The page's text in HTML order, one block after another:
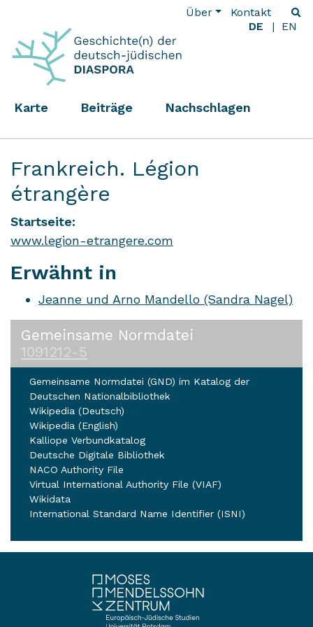
Über
Kontakt
DE
EN
Karte Beiträge Nachschlagen
Frankreich. Légion
étrangère
Startseite:
www.legion-etrangere.com
Erwähnt in
Jeanne und Arno Mandello (Sandra Nagel)
Gemeinsame Normdatei
1091212-5
Gemeinsame Normdatei (GND) im Katalog der
Deutschen Nationalbibliothek
Wikipedia (Deutsch)
Wikipedia (English)
Kalliope Verbundkatalog
Deutsche Digitale Bibliothek
NACO Authority File
Virtual International Authority File (VIAF)
Wikidata
International Standard Name Identifier (ISNI)